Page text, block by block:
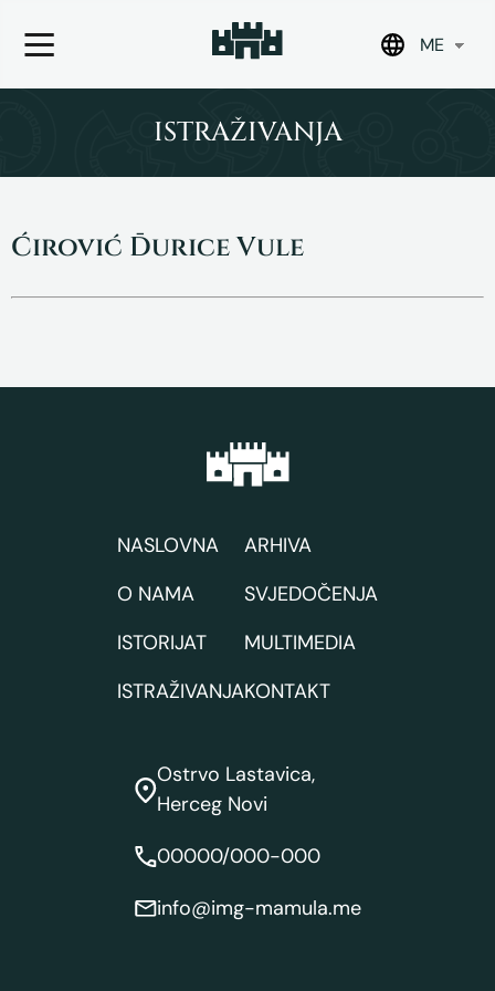
ME
ISTRAŽIVANJA
Ćirović Đurice Vule
NASLOVNA
O NAMA
ISTORIJAT
ISTRAŽIVANJA
ARHIVA
SVJEDOČENJA
MULTIMEDIA
KONTAKT
Ostrvo Lastavica,
Herceg Novi
00000/000-000
info@img-mamula.me